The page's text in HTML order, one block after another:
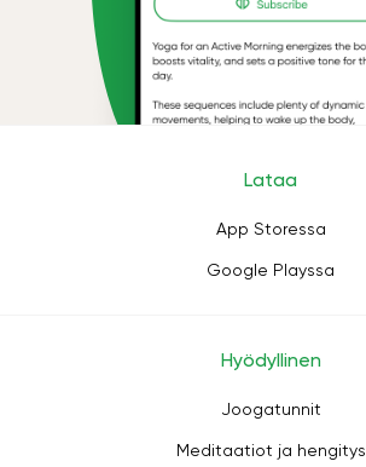
Lataa
App Storessa
Google Playssa
Hyödyllinen
Joogatunnit
Meditaatiot ja hengitys